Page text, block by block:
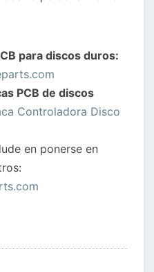
para discos duros:
PCB de discos
Controladora Disco
en ponerse en